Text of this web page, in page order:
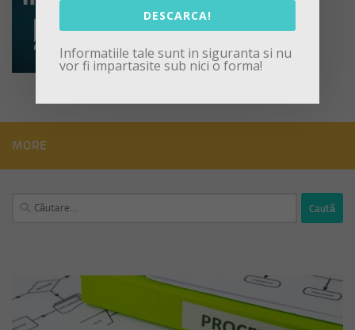
MORE
Caută
DESCARCA!
Informatiile tale sunt in siguranta si nu
vor fi impartasite sub nici o forma!